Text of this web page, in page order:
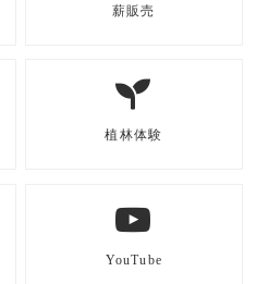
薪販売
植林体験
YouTube